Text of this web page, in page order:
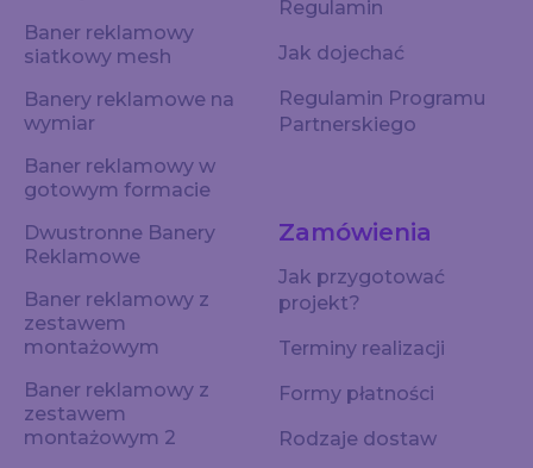
Baner reklamowy
siatkowy mesh
Banery reklamowe na
wymiar
Baner reklamowy w
gotowym formacie
Dwustronne Banery
Reklamowe
Baner reklamowy z
zestawem
montażowym
Baner reklamowy z
zestawem
montażowym 2
Regulamin
Jak dojechać
Regulamin Programu
Partnerskiego
Zamówienia
Jak przygotować
projekt?
Terminy realizacji
Formy płatności
Rodzaje dostaw